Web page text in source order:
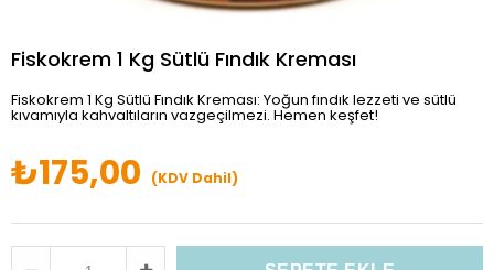
Fiskokrem 1 Kg Sütlü Fındık Kreması
Fiskokrem 1 Kg Sütlü Fındık Kreması: Yoğun fındık lezzeti ve sütlü
kıvamıyla kahvaltıların vazgeçilmezi. Hemen keşfet!
₺175,00 (KDV Dahil)